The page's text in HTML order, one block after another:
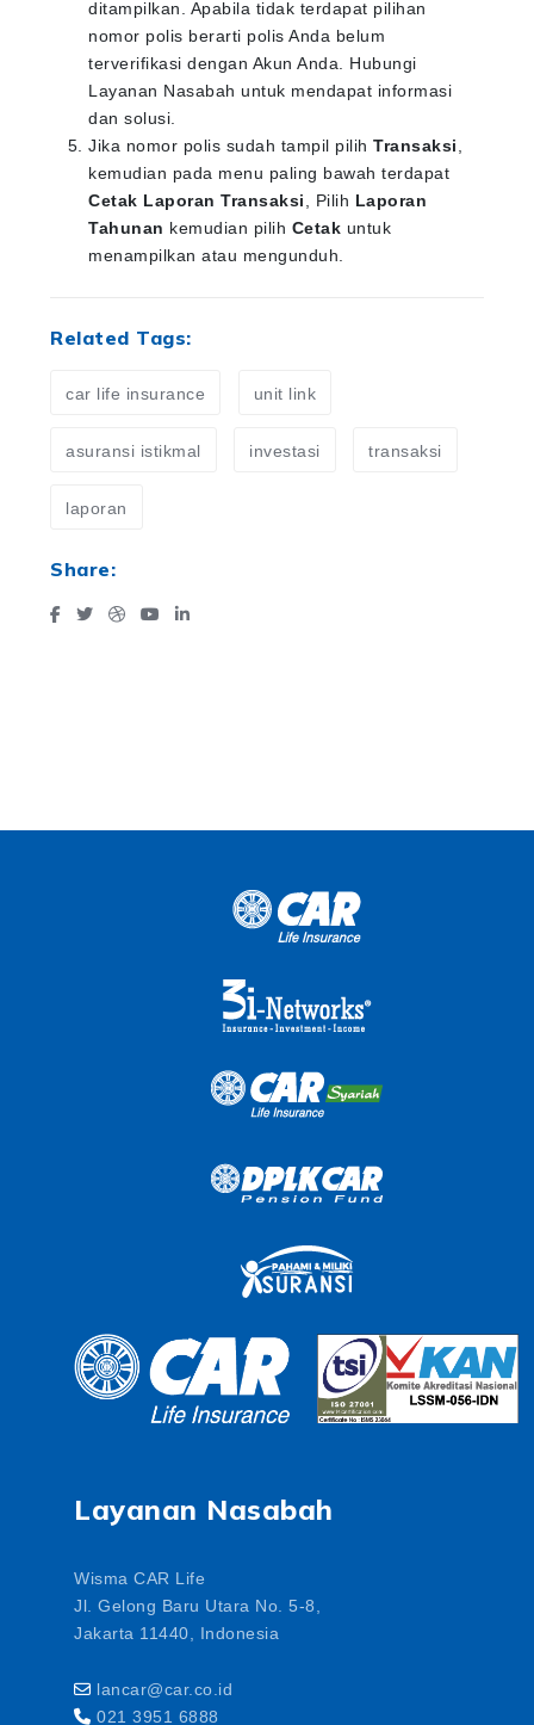
ditampilkan. Apabila tidak terdapat pilihan
nomor polis berarti polis Anda belum
terverifikasi dengan Akun Anda. Hubungi
Layanan Nasabah untuk mendapat informasi
dan solusi.
Jika nomor polis sudah tampil pilihTransaksi
kemudian pada menu paling bawah terdapat
Cetak Laporan Transaksi
, Pilih Laporan
Tahunan kemudian pilih Cetak untuk
menampilkan atau mengunduh.
Related Tags:
car life insurance unit link
asuransi istikmal investasi transaksi
laporan
Share:
Layanan Nasabah
Wisma CAR Life
Jl. Gelong Baru Utara No. 5-8,
Jakarta 11440, Indonesia
lancar@car.co.id
021 3951 6888